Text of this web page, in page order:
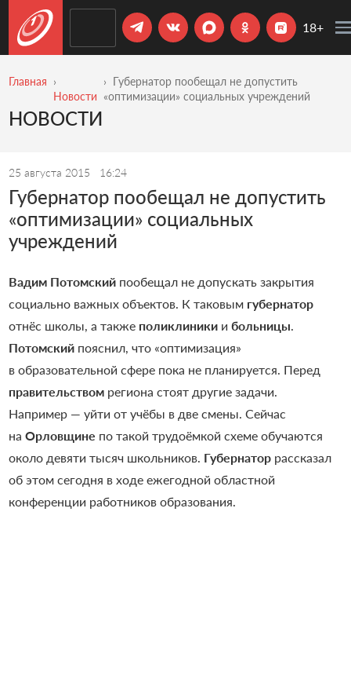
18+
Главная
Новости
Губернатор пообещал не допустить
«оптимизации» социальных учреждений
НОВОСТИ
25 августа 2015 16:24
Губернатор пообещал не допустить
«оптимизации» социальных
учреждений
Вадим Потомскийпообещал не допускать закрытия
социально важных объектов. К таковым губернатор
отнёс школы, а также поликлиникии больницы
Потомскийпояснил, что «оптимизация»
в образовательной сфере пока не планируется. Перед
правительствомрегиона стоят другие задачи.
Например — уйти от учёбы в две смены. Сейчас
на Орловщине по такой трудоёмкой схеме обучаются
около девяти тысяч школьников. Губернаторрассказал
об этом сегодня в ходе ежегодной областной
конференции работников образования.